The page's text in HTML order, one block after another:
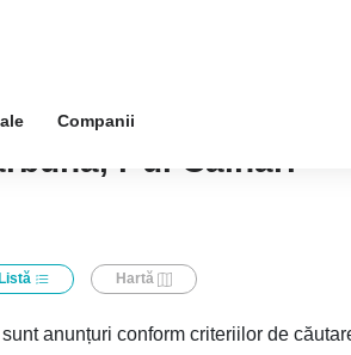
Companii
r-ul Căinari
Hartă
sunt anunțuri conform criteriilor de